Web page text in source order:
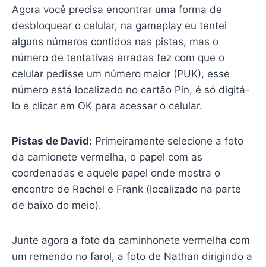
Agora você precisa encontrar uma forma de
desbloquear o celular, na gameplay eu tentei
alguns números contidos nas pistas, mas o
número de tentativas erradas fez com que o
celular pedisse um número maior (PUK), esse
número está localizado no cartão Pin, é só digitá-
lo e clicar em OK para acessar o celular.
Pistas de David: Primeiramente selecione a foto
da camionete vermelha, o papel com as
coordenadas e aquele papel onde mostra o
encontro de Rachel e Frank (localizado na parte
de baixo do meio).
Junte agora a foto da caminhonete vermelha com
um remendo no farol, a foto de Nathan dirigindo a